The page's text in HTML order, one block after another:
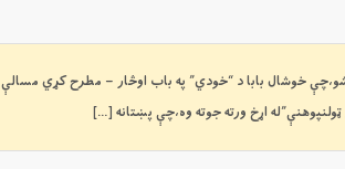
مې پام شو،چې خوشال بابا د “خودي” په باب اوڅار – مطرح کړي
اړخ ورته جوته وه،چې پښتانه […]